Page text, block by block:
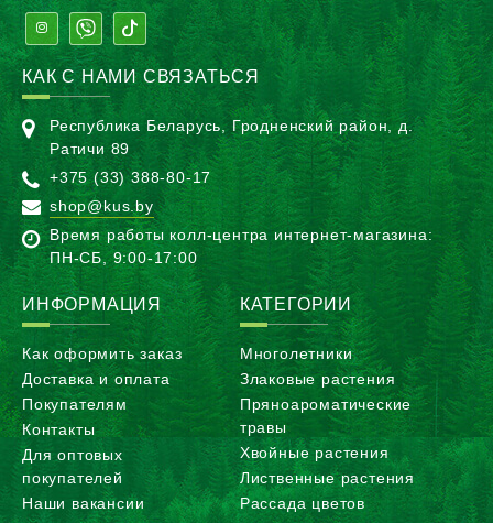
КАК С НАМИ СВЯЗАТЬСЯ
Республика Беларусь, Гродненский район, д.
Ратичи 89
+375 (33) 388-80-17
shop@kus.by
Время работы колл-центра интернет-магазина:
ПН-CБ, 9:00-17:00
ИНФОРМАЦИЯ
Как оформить заказ
Доставка и оплата
Покупателям
Контакты
Для оптовых
покупателей
Наши вакансии
КАТЕГОРИИ
Многолетники
Злаковые растения
Пряноароматические
травы
Хвойные растения
Лиственные растения
Рассада цветов